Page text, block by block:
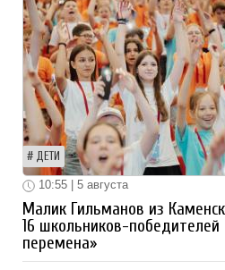
ДЕТИ
10:55 | 5 августа
Малик Гильманов из
16 школьников-победителей
перемена»